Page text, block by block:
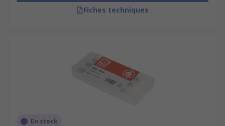
Fiches techniques
En stock